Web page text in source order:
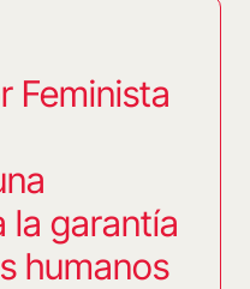
Feminista
la garantía
humanos